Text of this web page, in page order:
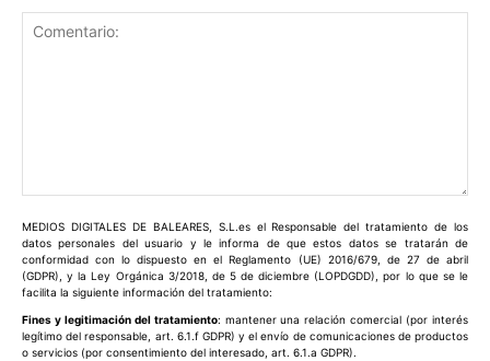
MEDIOS DIGITALES DE BALEARES, S.L.es el Responsable del tratamiento de los
datos personales del usuario y le informa de que estos datos se tratarán de
conformidad con lo dispuesto en el Reglamento (UE) 2016/679, de 27 de abril
(GDPR), y la Ley Orgánica 3/2018, de 5 de diciembre (LOPDGDD), por lo que se le
facilita la siguiente información del tratamiento:
Fines y legitimación del tratamiento: mantener una relación comercial (por interés
legítimo del responsable, art. 6.1.f GDPR) y el envío de comunicaciones de productos
o servicios (por consentimiento del interesado, art. 6.1.a GDPR).